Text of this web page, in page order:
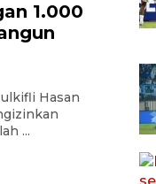
1.000
Hasan
...